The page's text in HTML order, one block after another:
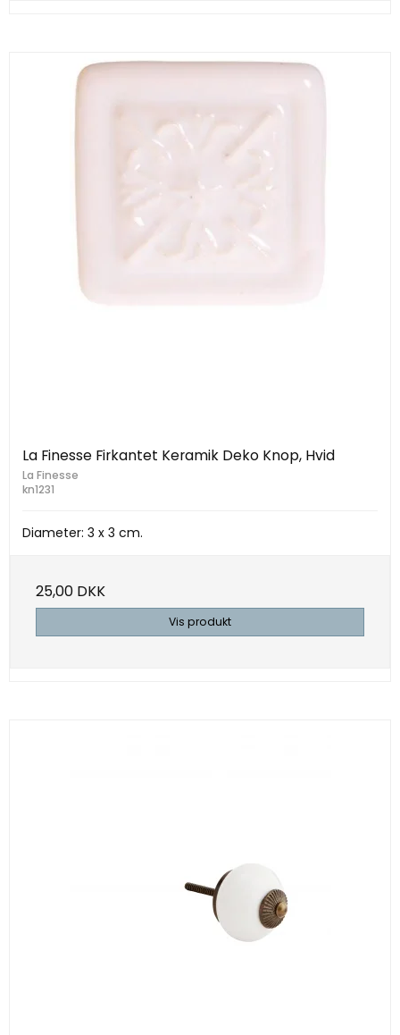
La Finesse Firkantet Keramik Deko Knop, Hvid
La Finesse
kn1231
Diameter: 3 x 3 cm.
25,00 DKK
Vis produkt